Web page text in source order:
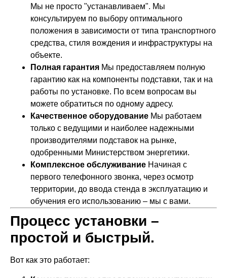
Мы не просто "устанавливаем". Мы
консультируем по выбору оптимального
положения в зависимости от типа транспортного
средства, стиля вождения и инфраструктуры на
объекте.
Полная гарантия Мы предоставляем полную
гарантию как на компоненты подставки, так и на
работы по установке. По всем вопросам вы
можете обратиться по одному адресу.
Качественное оборудование Мы работаем
только с ведущими и наиболее надежными
производителями подставок на рынке,
одобренными Министерством энергетики.
Комплексное обслуживание Начиная с
первого телефонного звонка, через осмотр
территории, до ввода стенда в эксплуатацию и
обучения его использованию – мы с вами.
Процесс установки –
простой и быстрый.
Вот как это работает: